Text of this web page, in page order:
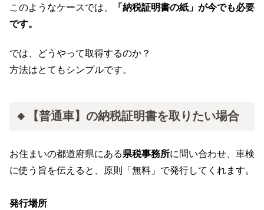
このようなケースでは、
「納税証明書の紙」が今でも必要
です。
では、どうやって取得するのか？
方法はとてもシンプルです。
🔸【普通車】の納税証明書を取りたい場合
お住まいの都道府県にある県税事務所に問い合わせ、車検
に使う旨を伝えると、原則「無料」で発行してくれます。
発行場所